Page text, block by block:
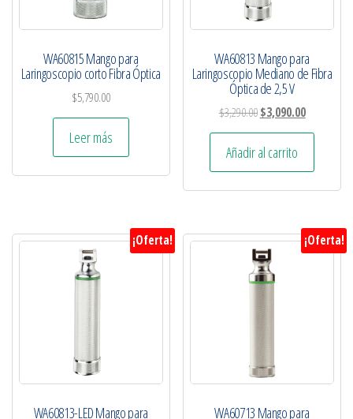
WA60815 Mango para
Laringoscopio corto Fibra Óptica
$5,790.00
Leer más
WA60813 Mango para
Laringoscopio Mediano de Fibra
Óptica de 2,5 V
$3,290.00 $3,090.00
Añadir al carrito
¡Oferta!
WA60813-LED Mango para
¡Oferta!
WA60713 Mango para